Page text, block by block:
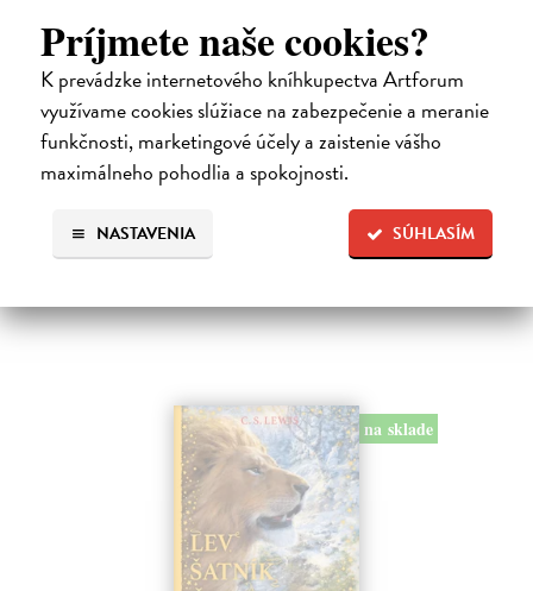
Príjmete naše cookies?
K prevádzke internetového kníhkupectva Artforum
využívame cookies slúžiace na zabezpečenie a meranie
funkčnosti, marketingové účely a zaistenie vášho
maximálneho pohodlia a spokojnosti.
SÚHLASÍM
NASTAVENIA
Alica a hmyz
Dúbravský Andrej| Kniha
Alica je zvedavá mačka, ktorá býva so zvedavým Andrejom. Obaja sú
fascinovaní ríšou hmyzu.
28,03 €
na sklade